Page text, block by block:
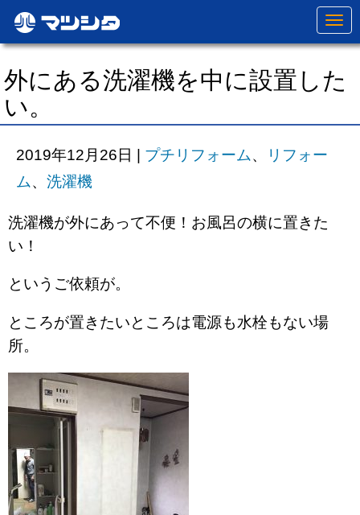
N
a
v
a
o
外にある洗濯機を中に設置した
い。
2019年12月26日 | プチリフォーム、
リフォー
ム、 洗濯機
洗濯機が外にあって不便！お風呂の横に置きた
い！
というご依頼が。
ところが置きたいところは電源も水栓もない場
所。